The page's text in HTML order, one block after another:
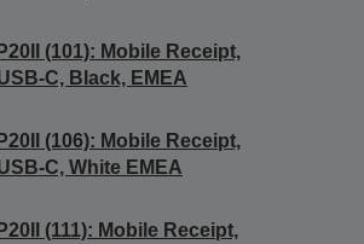
(101): Mobile Receipt,
C, Black, EMEA
(106): Mobile Receipt,
C, White EMEA
(111): Mobile Receipt,